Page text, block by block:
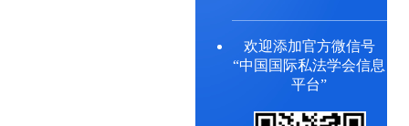
欢迎添加官方微信号
“中国国际私法学会信息
平台”